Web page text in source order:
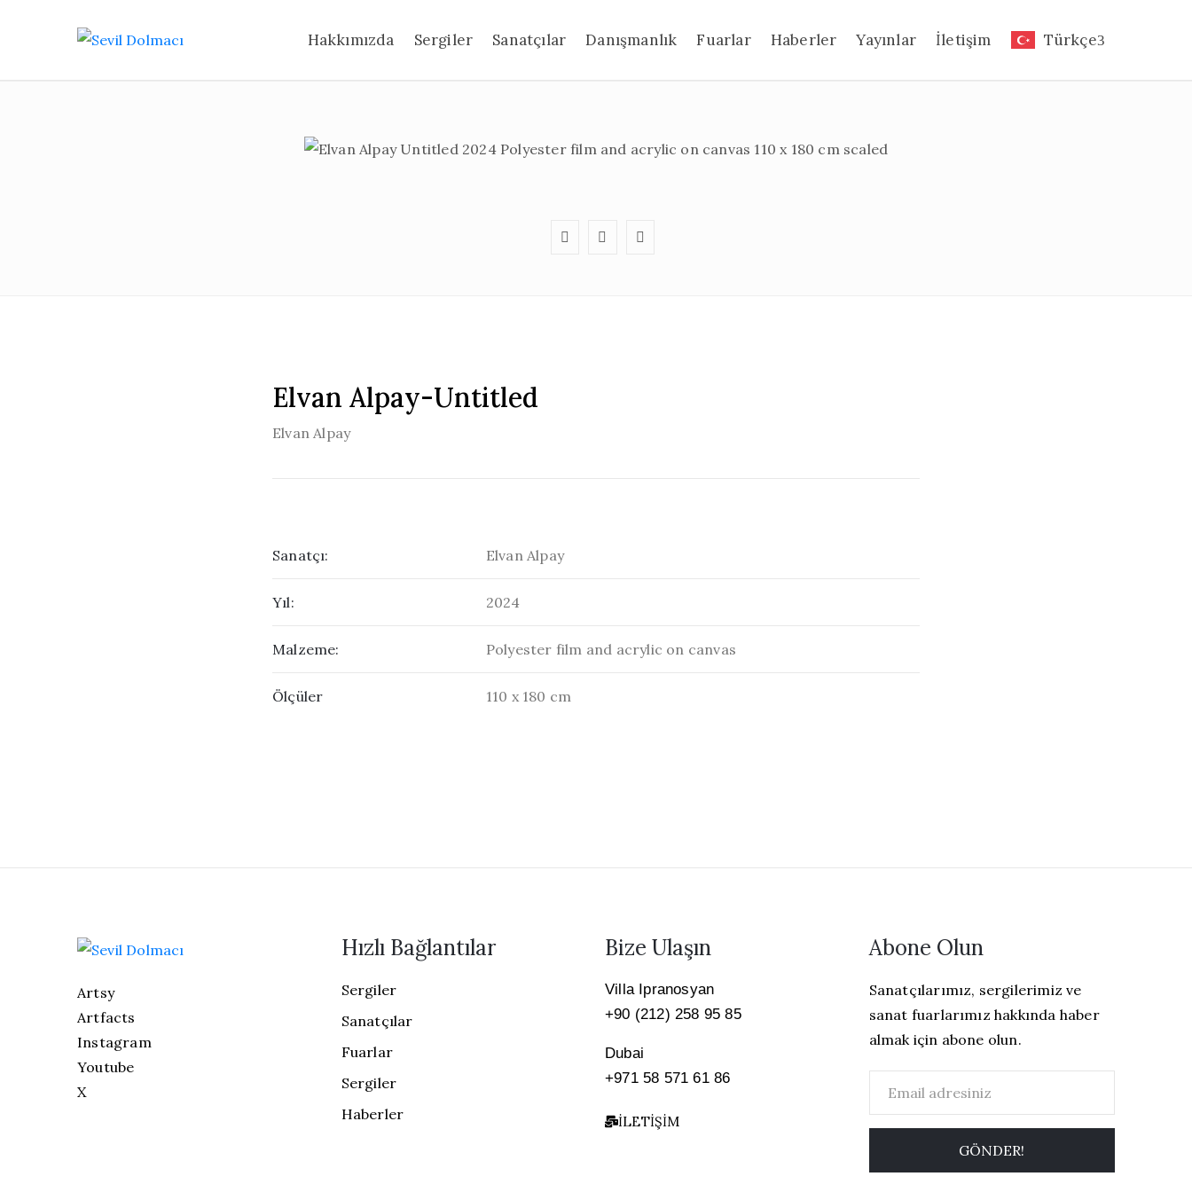
Hakkımızda Sergiler Sanatçılar Danışmanlık Fuarlar Haberler Yayınlar İletişim Türkçe
Elvan Alpay-Untitled
Elvan Alpay
Sanatçı: Elvan Alpay
Yıl: 2024
Malzeme: Polyester film and acrylic on canvas
Ölçüler 110 x 180 cm
Artsy
Artfacts
Instagram
Youtube
X
Hızlı Bağlantılar
Sergiler
Sanatçılar
Fuarlar
Sergiler
Haberler
Bize Ulaşın
Villa Ipranosyan
+90 (212) 258 95 85
Dubai
+971 58 571 61 86
İLETIŞIM
Abone Olun
Sanatçılarımız, sergilerimiz ve
sanat fuarlarımız hakkında haber
almak için abone olun.